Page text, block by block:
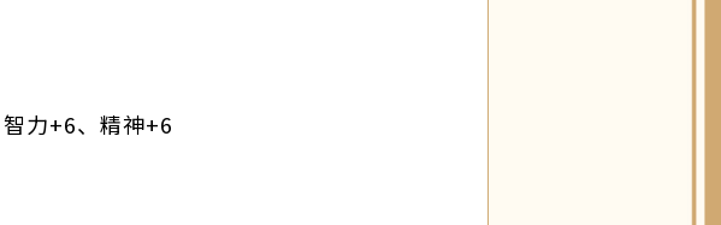
力+6、精神+6